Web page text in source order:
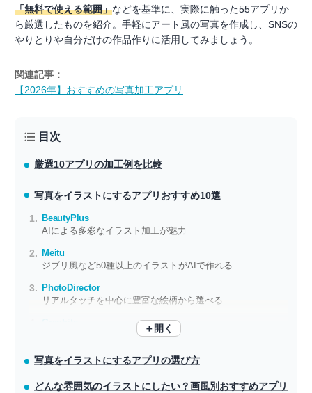
「無料で使える範囲」などを基準に、実際に触った55アプリか
ら厳選したものを紹介。手軽にアート風の写真を作成し、SNSの
やりとりや自分だけの作品作りに活用してみましょう。
関連記事：
【2026年】おすすめの写真加工アプリ
目次
厳選10アプリの加工例を比較
写真をイラストにするアプリ おすすめ10選
BeautyPlus
AIによる多彩なイラスト加工が魅力
Meitu
ジブリ風など50種以上のイラストがAIで作れる
PhotoDirector
リアルタッチを中心に豊富な絵柄から選べる
筆や鉛筆のリアルな質感を表現
＋開く
写真をイラストにするアプリの選び方
どんな雰囲気のイラストにしたい？画風別おすすめアプリ